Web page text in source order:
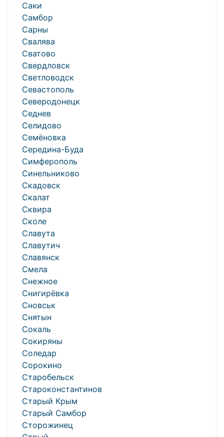
Саки
Самбор
Сарны
Свалява
Сватово
Свердловск
Светловодск
Севастополь
Северодонецк
Седнев
Селидово
Семёновка
Середина-Буда
Симферополь
Синельниково
Скадовск
Скалат
Сквира
Сколе
Славута
Славутич
Славянск
Смела
Снежное
Снигирёвка
Сновськ
Снятын
Сокаль
Сокиряны
Соледар
Сорокино
Старобельск
Староконстантинов
Старый Крым
Старый Самбор
Сторожинец